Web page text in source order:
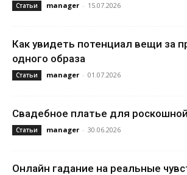
Статьи manager - 15.07.2026
Как увидеть потенциал вещи за
одного образа
Статьи manager - 01.07.2026
Свадебное платье для
Статьи manager - 30.06.2026
Онлайн гадание на реальные